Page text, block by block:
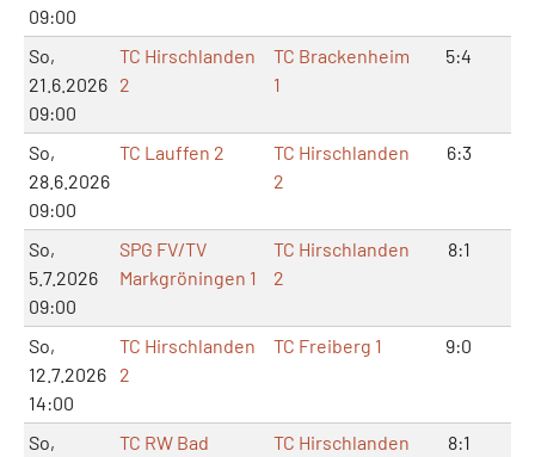
09:00
So,
21.6.2026
09:00
TC Hirschlanden
2
TC Brackenheim
1
5:4
So,
28.6.2026
09:00
TC Lauffen 2
TC Hirschlanden
2
6:3
So,
5.7.2026
09:00
SPG FV/TV
Markgröningen 1
TC Hirschlanden
2
8:1
So,
12.7.2026
14:00
TC Hirschlanden
2
TC Freiberg 1 9:0
So,
TC RW Bad
TC Hirschlanden
8:1